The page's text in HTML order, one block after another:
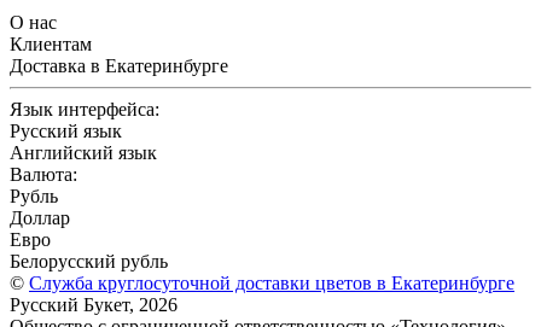
О нас
Клиентам
Доставка в Екатеринбурге
Язык интерфейса:
Русский язык
Английский язык
Валюта:
Рубль
Доллар
Евро
Белорусский рубль
© Служба круглосуточной доставки цветов в Екатеринбурге
Русский Букет, 2026